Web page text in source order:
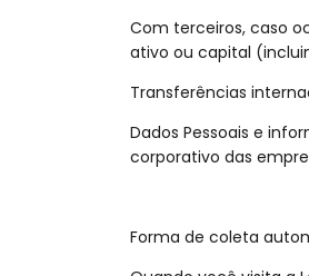
Com terceiros, caso
ativo ou capital
Transferências
Dados Pessoais e
corporativo das
Forma de coleta